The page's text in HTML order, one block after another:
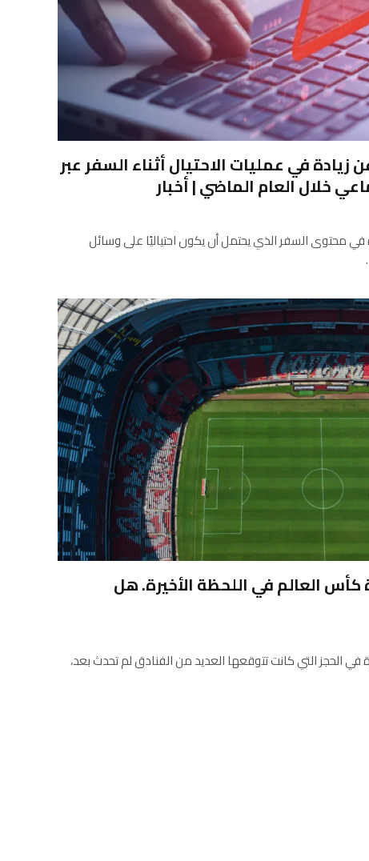
في عمليات الاحتيال أثناء السفر عبر
خلال العام الماضي | أخبار
(34٪) زيادة في محتوى السفر الذي يحتمل أن يكون احتياليًا على وسائل
كأس العالم في اللحظة الأخيرة. هل
في الحجز التي كانت تتوقعها العديد من الفنادق لم تحدث بعد،